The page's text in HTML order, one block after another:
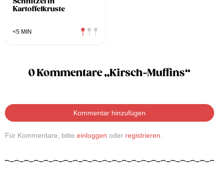
Kartoffelkruste
<5 MIN
0 Kommentare „Kirsch-Muffins“
Kommentar hinzufügen
Für Kommentare, bitte einloggen oder registrieren